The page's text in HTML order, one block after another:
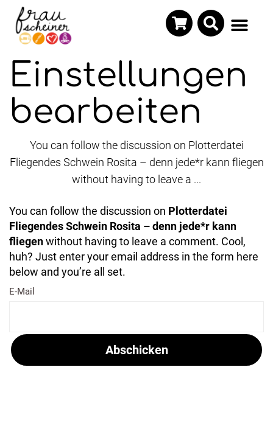
Einstellungen
bearbeiten
You can follow the discussion on Plotterdatei
Fliegendes Schwein Rosita – denn jede*r kann fliegen
without having to leave a ...
You can follow the discussion on Plotterdatei
Fliegendes Schwein Rosita – denn jede*r kann
fliegenwithout having to leave a comment. Cool,
huh? Just enter your email address in the form here
below and you’re all set.
E-Mail